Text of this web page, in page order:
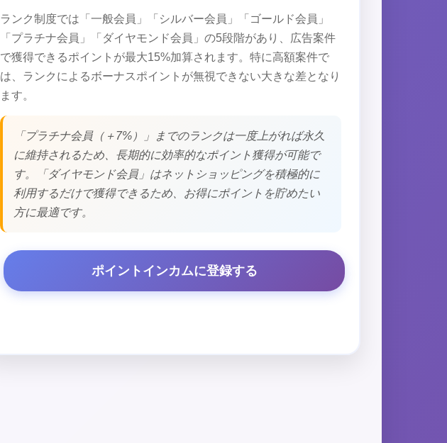
ランク制度では「一般会員」「シルバー会員」「ゴールド会員」
「プラチナ会員」「ダイヤモンド会員」の5段階があり、広告案件
で獲得できるポイントが最大15%加算されます。特に高額案件で
は、ランクによるボーナスポイントが無視できない大きな差となり
ます。
「プラチナ会員（＋7%）」までのランクは一度上がれば永久
に維持されるため、長期的に効率的なポイント獲得が可能で
す。「ダイヤモンド会員」はネットショッピングを積極的に
利用するだけで獲得できるため、お得にポイントを貯めたい
方に最適です。
ポイントインカムに登録する